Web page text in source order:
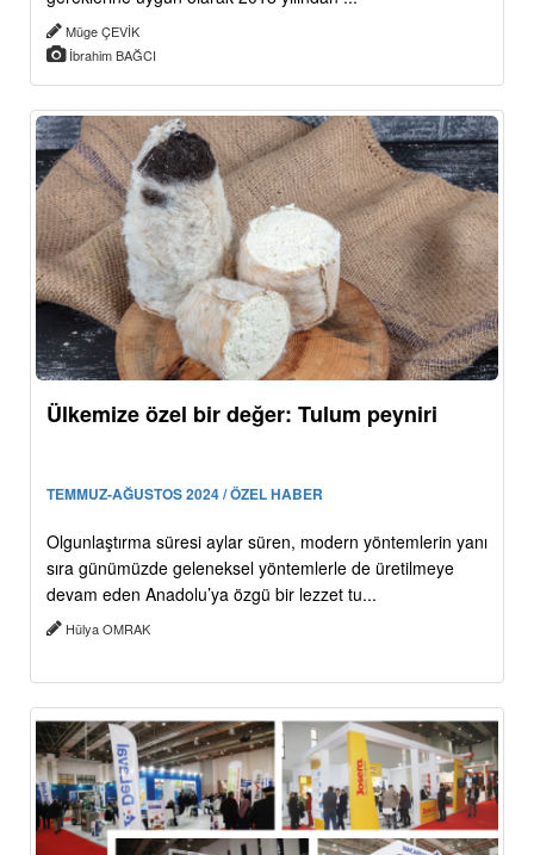
Müge ÇEVİK
İbrahim BAĞCI
Ülkemize özel bir değer: Tulum peyniri
TEMMUZ-AĞUSTOS 2024 / ÖZEL HABER
Olgunlaştırma süresi aylar süren, modern yöntemlerin yanı
sıra günümüzde geleneksel yöntemlerle de üretilmeye
devam eden Anadolu’ya özgü bir lezzet tu...
Hülya OMRAK